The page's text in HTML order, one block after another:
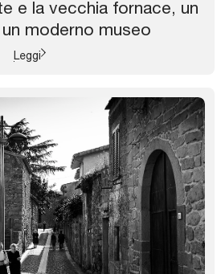
e la vecchia fornace, un
moderno museo
Leggi